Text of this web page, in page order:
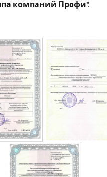
компаний Профи".